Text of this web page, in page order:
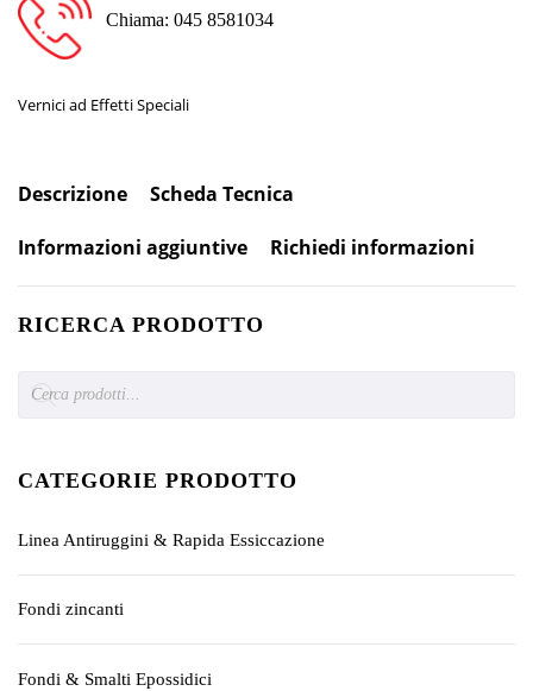
Chiama: 045 8581034
Vernici ad Effetti Speciali
Descrizione Scheda Tecnica
Informazioni aggiuntive Richiedi informazioni
RICERCA PRODOTTO
search
CATEGORIE PRODOTTO
Linea Antiruggini & Rapida Essiccazione
Fondi zincanti
Fondi & Smalti Epossidici